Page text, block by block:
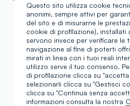
Questo sito utilizza cookie
anonimi, sempre attivi per
del sito e di misurarne le
cookie di profilazione), installati
servono invece per verificare le
navigazione al fine di poterti
mirati in linea con i tuoi reali
utilizzo serve il tuo consenso.
di profilazione clicca su
selezionarli clicca su "Gestisci
clicca su "Continua senza
informazioni consulta la nostra